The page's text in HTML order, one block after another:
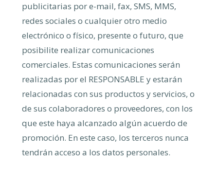
publicitarias por e-mail, fax, SMS, MMS,
redes sociales o cualquier otro medio
electrónico o físico, presente o futuro, que
posibilite realizar comunicaciones
comerciales. Estas comunicaciones serán
realizadas por el RESPONSABLE y estarán
relacionadas con sus productos y servicios, o
de sus colaboradores o proveedores, con los
que este haya alcanzado algún acuerdo de
promoción. En este caso, los terceros nunca
tendrán acceso a los datos personales.